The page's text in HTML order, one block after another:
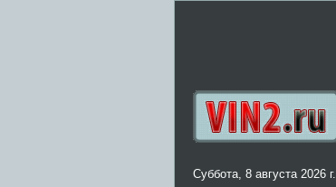
Суббота, 8 августа 2026 г.